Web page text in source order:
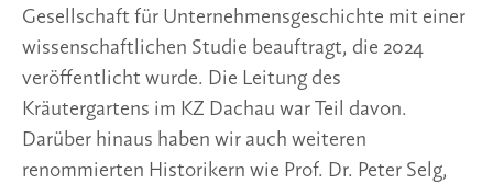
Gesellschaft für Unternehmensgeschichte mit einer
wissenschaftlichen Studie beauftragt, die 2024
veröffentlicht wurde. Die Leitung des
Kräutergartens im KZ Dachau war Teil davon.
Darüber hinaus haben wir auch weiteren
renommierten Historikern wie Prof. Dr. Peter Selg,